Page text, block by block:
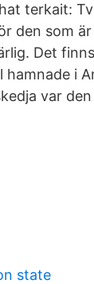
terkait:
den som
Det
i
var
state